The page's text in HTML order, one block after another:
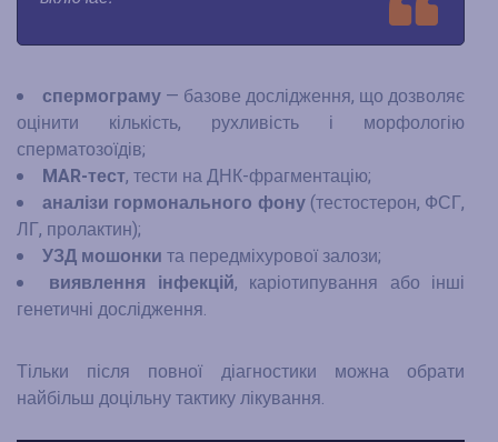
спермограму — базове дослідження, що дозволяє
оцінити кількість, рухливість і морфологію
сперматозоїдів;
MAR-тест, тести на ДНК-фрагментацію;
аналізи гормонального фону(тестостерон, ФСГ,
ЛГ, пролактин);
УЗД мошонки та передміхурової залози;
виявлення інфекцій, каріотипування або інші
генетичні дослідження.
Тільки після повної діагностики можна обрати
найбільш доцільну тактику лікування.